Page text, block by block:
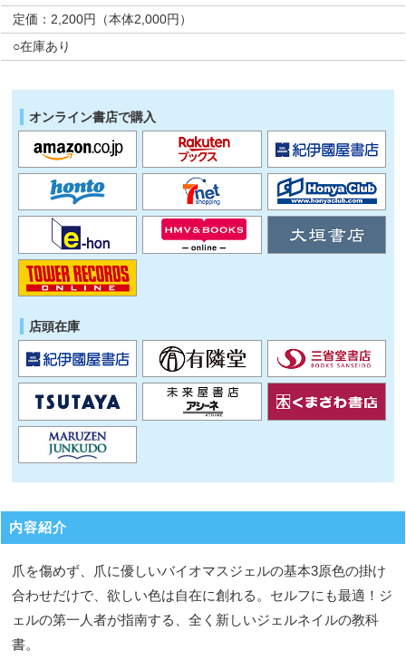
定価：2,200円（本体2,000円）
○在庫あり
オンライン書店で購入
店頭在庫
内容紹介
爪を傷めず、爪に優しいバイオマスジェルの基本3原色の掛け
合わせだけで、欲しい色は自在に創れる。セルフにも最適！ジ
ェルの第一人者が指南する、全く新しいジェルネイルの教科
書。